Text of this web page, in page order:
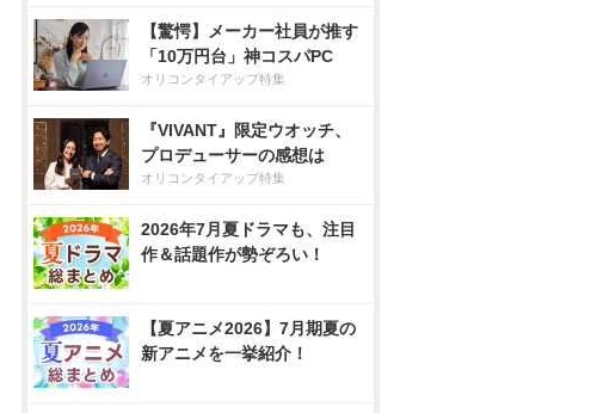
【驚愕】メーカー社員が推す
「10万円台」神コスパPC
オリコンタイアップ特集
『VIVANT』限定ウオッチ、
プロデューサーの感想は
オリコンタイアップ特集
2026年7月夏ドラマも、注目
作＆話題作が勢ぞろい！
【夏アニメ2026】7月期夏の
新アニメを一挙紹介！